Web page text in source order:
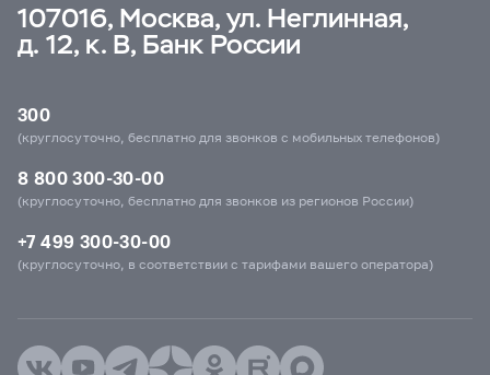
107016, Москва, ул. Неглинная,
д. 12, к. В, Банк России
300
(круглосуточно, бесплатно для звонков с мобильных телефонов)
8 800 300-30-00
(круглосуточно, бесплатно для звонков из регионов России)
+7 499 300-30-00
(круглосуточно, в соответствии с тарифами вашего оператора)